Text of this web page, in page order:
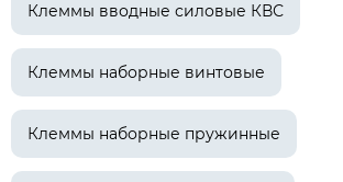
Клеммы вводные силовые КВС
Клеммы наборные винтовые
Клеммы наборные пружинные